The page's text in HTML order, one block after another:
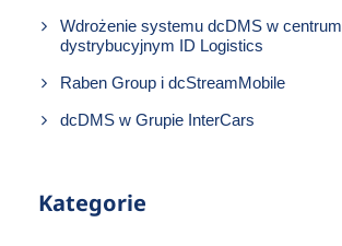
Wdrożenie systemu dcDMS w centrum
dystrybucyjnym ID Logistics
Raben Group i dcStreamMobile
dcDMS w Grupie InterCars
Kategorie